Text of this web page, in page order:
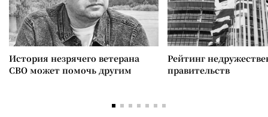
История незрячего ветерана
СВО может помочь другим
Рейтинг
правительств